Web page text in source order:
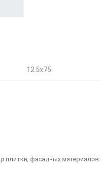
12.5x75
фасадных материалов